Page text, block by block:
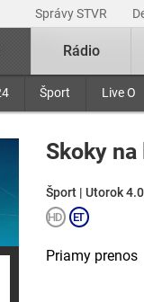
Správy STVR
Šport Live O
Rádio
Skoky
Šport | Utorok
Priamy prenos